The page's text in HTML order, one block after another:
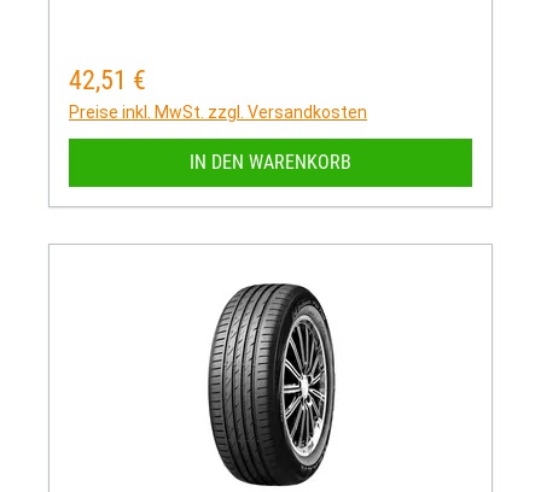
Regulärer Preis:
42,51 €
Preise inkl. MwSt. zzgl. Versandkosten
IN DEN WARENKORB